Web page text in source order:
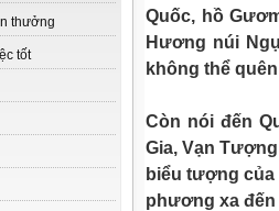
thưởng
tốt
Quốc, hồ
Hương núi
không thể
Còn nói đến
Gia, Vạn
biểu tượng của
phương xa